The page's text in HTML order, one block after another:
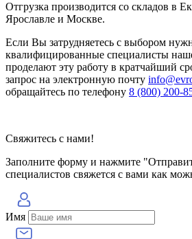
Отгрузка производится со складов в
Ярославле и Москве.
Если Вы затрудняетесь с выбором
квалифицированные специалисты
проделают эту работу в кратчайший
запрос на электронную почту
обращайтесь по телефону 8 (800) 200-
Свяжитесь с нами!
Заполните форму и нажмите
специалистов свяжется с вами как
Имя